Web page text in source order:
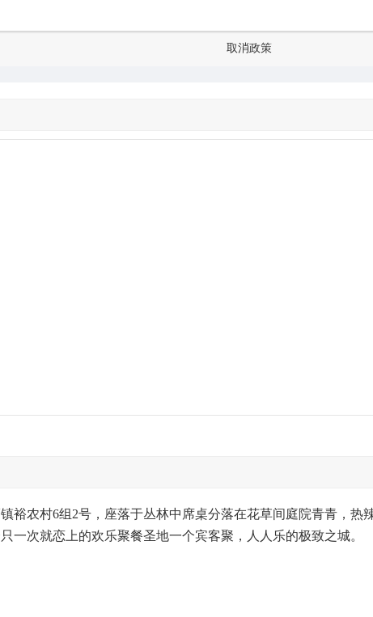
取消政策
裕农村6组2号，座落于丛林中席桌分落在花草间庭院青青，热
一次就恋上的欢乐聚餐圣地一个宾客聚，人人乐的极致之城。